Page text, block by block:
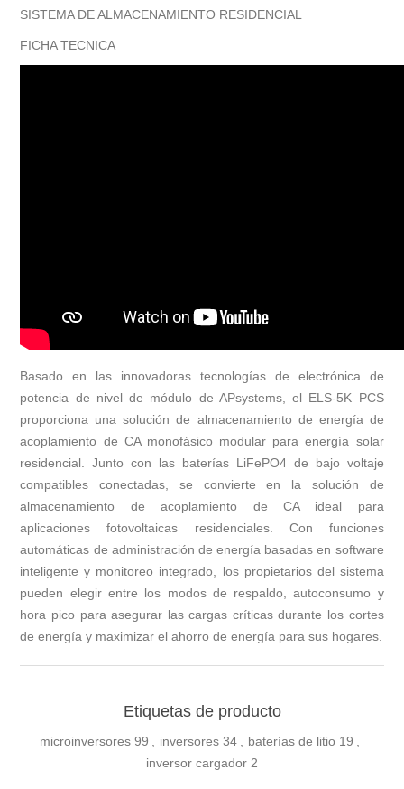
SISTEMA DE ALMACENAMIENTO RESIDENCIAL
FICHA TECNICA
Basado en las innovadoras tecnologías de electrónica de
potencia de nivel de módulo de APsystems, el ELS-5K PCS
proporciona una solución de almacenamiento de energía de
acoplamiento de CA monofásico modular para energía solar
residencial. Junto con las baterías LiFePO4 de bajo voltaje
compatibles conectadas, se convierte en la solución de
almacenamiento de acoplamiento de CA ideal para
aplicaciones fotovoltaicas residenciales. Con funciones
automáticas de administración de energía basadas en software
inteligente y monitoreo integrado, los propietarios del sistema
pueden elegir entre los modos de respaldo, autoconsumo y
hora pico para asegurar las cargas críticas durante los cortes
de energía y maximizar el ahorro de energía para sus hogares.
Etiquetas de producto
microinversores 99 , inversores 34 , baterías de litio 19 ,
inversor cargador 2